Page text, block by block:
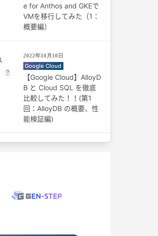
e for Anthos and GKEで
VMを移行してみた（1：
概要編）
2022年10月10日
Google Cloud
【Google Cloud】AlloyD
B と Cloud SQL を徹底
比較してみた！！(第1
回：AlloyDB の概要、性
能検証編)